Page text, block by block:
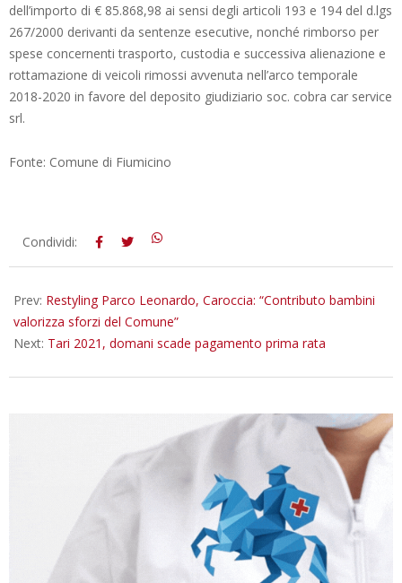
dell’importo di € 85.868,98 ai sensi degli articoli 193 e 194 del d.lgs
267/2000 derivanti da sentenze esecutive, nonché rimborso per
spese concernenti trasporto, custodia e successiva alienazione e
rottamazione di veicoli rimossi avvenuta nell’arco temporale
2018-2020 in favore del deposito giudiziario soc. cobra car service
srl.
Fonte: Comune di Fiumicino
2021-
Condividi:
Prev: Restyling Parco Leonardo, Caroccia: “Contributo bambini
valorizza sforzi del Comune”
Next: Tari 2021, domani scade pagamento prima rata